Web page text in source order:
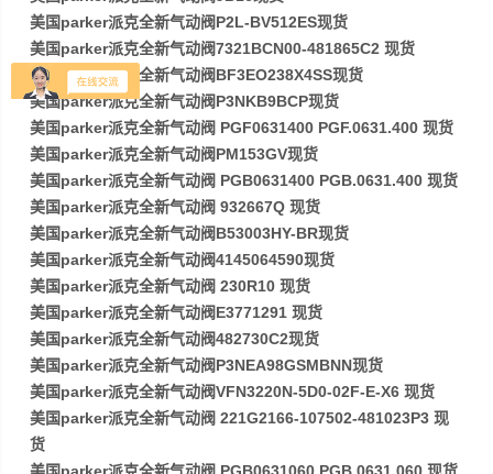
美国parker派克全新气动阀P2L-BV512ES现货
美国parker派克全新气动阀7321BCN00-481865C2 现货
美国parker派克全新气动阀BF3EO238X4SS现货
美国parker派克全新气动阀P3NKB9BCP现货
美国parker派克全新气动阀 PGF0631400 PGF.0631.400 现货
美国parker派克全新气动阀PM153GV现货
美国parker派克全新气动阀 PGB0631400 PGB.0631.400 现货
美国parker派克全新气动阀 932667Q 现货
美国parker派克全新气动阀B53003HY-BR现货
美国parker派克全新气动阀4145064590现货
美国parker派克全新气动阀 230R10 现货
美国parker派克全新气动阀E3771291 现货
美国parker派克全新气动阀482730C2现货
美国parker派克全新气动阀P3NEA98GSMBNN现货
美国parker派克全新气动阀VFN3220N-5D0-02F-E-X6 现货
美国parker派克全新气动阀 221G2166-107502-481023P3 现
货